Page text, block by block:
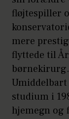
fløjtespiller
mere
flyttede til
studium i
hjemegn